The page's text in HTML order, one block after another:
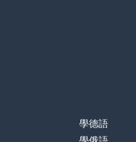
學德語